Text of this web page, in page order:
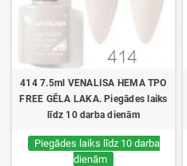
414 7.5ml VENALISA HEMA TPO
FREE GĒLA LAKA. Piegādes laiks
līdz 10 darba dienām
Piegādes laiks līdz 10 darba
dienām